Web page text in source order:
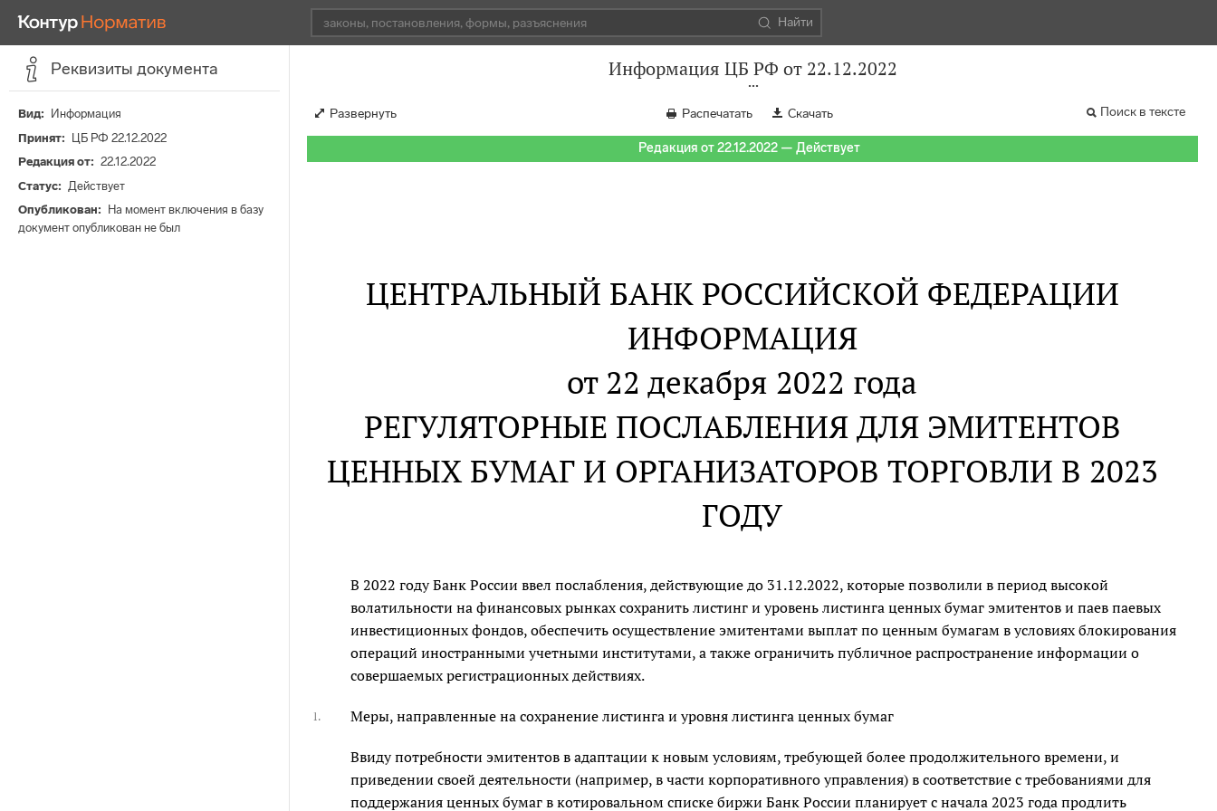
Найти
Реквизиты документа
Вид
Информация
Принят
ЦБ РФ 22.12.2022
Редакция от
22.12.2022
Статус
Действует
Опубликован
На момент включения в базу
документ опубликован не был
Информация ЦБ РФ от 22.12.2022
Развернуть Распечатать Скачать Поиск в тексте
Редакция от 22.12.2022 — Действует
ЦЕНТРАЛЬНЫЙ БАНК РОССИЙСКОЙ ФЕДЕРАЦИИ
ИНФОРМАЦИЯ
от 22 декабря 2022 года
РЕГУЛЯТОРНЫЕ ПОСЛАБЛЕНИЯ ДЛЯ ЭМИТЕНТОВ
ЦЕННЫХ БУМАГ И ОРГАНИЗАТОРОВ ТОРГОВЛИ В 2023
ГОДУ
В 2022 году Банк России ввел послабления, действующие до 31.12.2022, которые позволили в период высокой
волатильности на финансовых рынках сохранить листинг и уровень листинга ценных бумаг эмитентов и паев паевых
инвестиционных фондов, обеспечить осуществление эмитентами выплат по ценным бумагам в условиях блокирования
операций иностранными учетными институтами, а также ограничить публичное распространение информации о
совершаемых регистрационных действиях.
1. Меры, направленные на сохранение листинга и уровня листинга ценных бумаг
Ввиду потребности эмитентов в адаптации к новым условиям, требующей более продолжительного времени, и
приведении своей деятельности (например, в части корпоративного управления) в соответствие с требованиями для
поддержания ценных бумаг в котировальном списке биржи Банк России планирует с начала 2023 года продлить